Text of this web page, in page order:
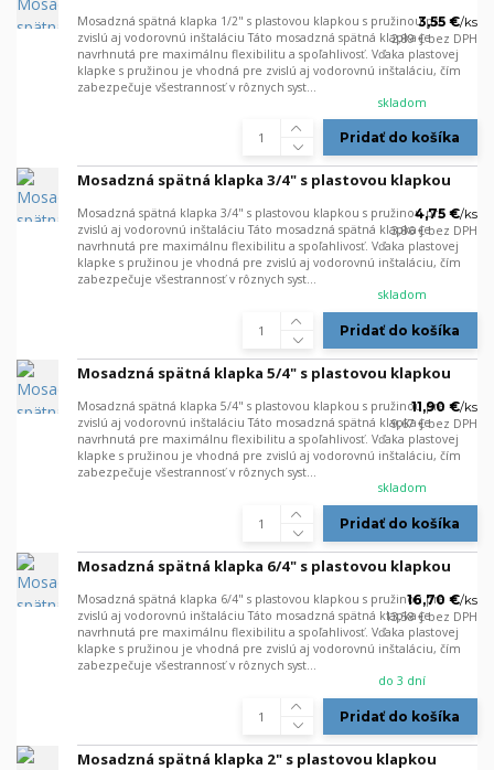
Mosadzná spätná klapka 1/2" s plastovou klapkou s pružinou pre
zvislú aj vodorovnú inštaláciu Táto mosadzná spätná klapka je
navrhnutá pre maximálnu flexibilitu a spoľahlivosť. Vďaka plastovej
klapke s pružinou je vhodná pre zvislú aj vodorovnú inštaláciu, čím
zabezpečuje všestrannosť v rôznych syst...
3,55 €/ks
2,89 €bez DPH
skladom
Pridať do košíka
Mosadzná spätná klapka 3/4" s plastovou klapkou
Mosadzná spätná klapka 3/4" s plastovou klapkou s pružinou pre
zvislú aj vodorovnú inštaláciu Táto mosadzná spätná klapka je
navrhnutá pre maximálnu flexibilitu a spoľahlivosť. Vďaka plastovej
klapke s pružinou je vhodná pre zvislú aj vodorovnú inštaláciu, čím
zabezpečuje všestrannosť v rôznych syst...
4,75 €/ks
3,86 €bez DPH
skladom
Pridať do košíka
Mosadzná spätná klapka 5/4" s plastovou klapkou
Mosadzná spätná klapka 5/4" s plastovou klapkou s pružinou pre
zvislú aj vodorovnú inštaláciu Táto mosadzná spätná klapka je
navrhnutá pre maximálnu flexibilitu a spoľahlivosť. Vďaka plastovej
klapke s pružinou je vhodná pre zvislú aj vodorovnú inštaláciu, čím
zabezpečuje všestrannosť v rôznych syst...
11,90 €/ks
9,67 €bez DPH
skladom
Pridať do košíka
Mosadzná spätná klapka 6/4" s plastovou klapkou
Mosadzná spätná klapka 6/4" s plastovou klapkou s pružinou pre
zvislú aj vodorovnú inštaláciu Táto mosadzná spätná klapka je
navrhnutá pre maximálnu flexibilitu a spoľahlivosť. Vďaka plastovej
klapke s pružinou je vhodná pre zvislú aj vodorovnú inštaláciu, čím
zabezpečuje všestrannosť v rôznych syst...
16,70 €/ks
13,58 €bez DPH
do 3 dní
Pridať do košíka
Mosadzná spätná klapka 2" s plastovou klapkou